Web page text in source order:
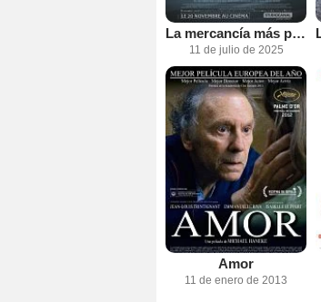
La mercancía más preciosa
11 de julio de 2025
Amor
11 de enero de 2013